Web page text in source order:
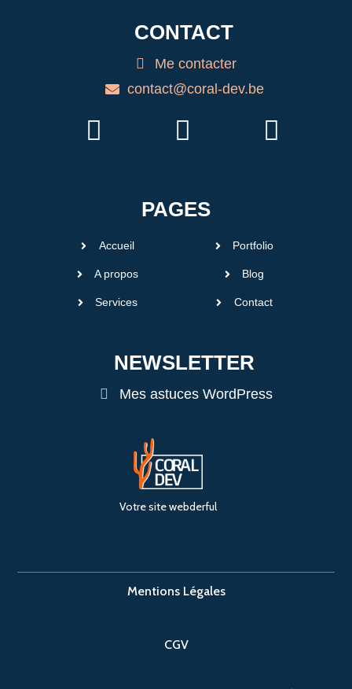
CONTACT
Me contacter
contact@coral-dev.be
PAGES
Accueil
A propos
Services
Portfolio
Blog
Contact
NEWSLETTER
Mes astuces WordPress
Votre site webderful
Mentions Légales
CGV